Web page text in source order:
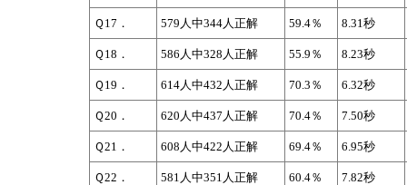
Ｑ17． 579人中344人正解 59.4％ 8.31秒
Ｑ18． 586人中328人正解 55.9％ 8.23秒
Ｑ19． 614人中432人正解 70.3％ 6.32秒
Ｑ20． 620人中437人正解 70.4％ 7.50秒
Ｑ21． 608人中422人正解 69.4％ 6.95秒
Ｑ22． 581人中351人正解 60.4％ 7.82秒